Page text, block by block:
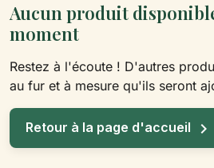
Aucun produit
moment
Restez à l'écoute ! D'autres
au fur et à mesure qu'ils seront
Retour à la page d'accueil 